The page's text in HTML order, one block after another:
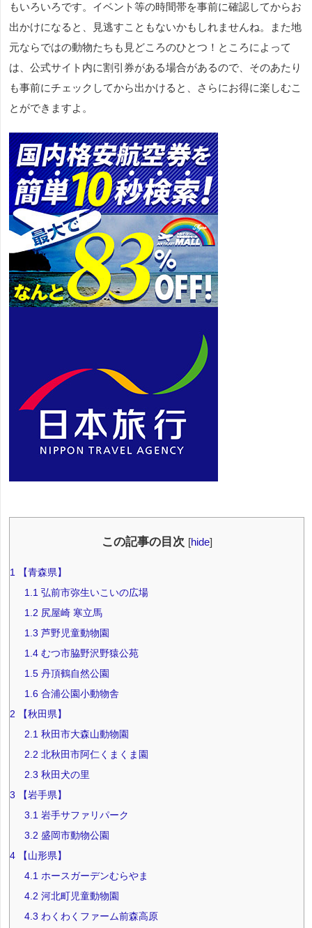
もいろいろです。イベント等の時間帯を事前に確認してからお
出かけになると、見逃すこともないかもしれませんね。また地
元ならではの動物たちも見どころのひとつ！ところによって
は、公式サイト内に割引券がある場合があるので、そのあたり
も事前にチェックしてから出かけると、さらにお得に楽しむこ
とができますよ。
この記事の目次 [hide]
1
【青森県】
1.1 弘前市弥生いこいの広場
1.2 尻屋崎 寒立馬
1.3 芦野児童動物園
1.4 むつ市脇野沢野猿公苑
1.5 丹頂鶴自然公園
1.6 合浦公園小動物舎
2 【秋田県】
2.1 秋田市大森山動物園
2.2 北秋田市阿仁くまくま園
2.3 秋田犬の里
3 【岩手県】
3.1 岩手サファリパーク
3.2 盛岡市動物公園
4 【山形県】
4.1 ホースガーデンむらやま
4.2 河北町児童動物園
4.3 わくわくファーム前森高原